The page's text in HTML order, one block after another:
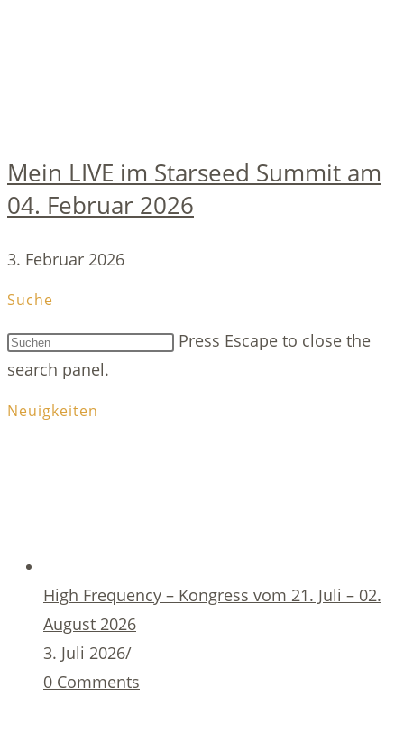
Mein LIVE im Starseed Summit am
04. Februar 2026
3. Februar 2026
Suche
Press Escape to close the
search panel.
Neuigkeiten
High Frequency – Kongress vom 21. Juli – 02.
August 2026
3. Juli 2026/
0 Comments